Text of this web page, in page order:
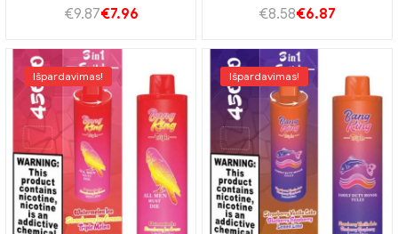
nepamirštamas garo
€9.87€7.96
rūgščio mango pogenelio!
€8.58€6.87
Išpardavimas! Išpardavimas!